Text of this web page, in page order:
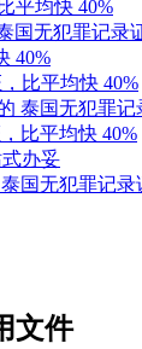
平均快 40%
国无犯罪记录
40%
比平均快 40%
泰国无犯罪记
比平均快 40%
式办妥
国无犯罪记录
文件